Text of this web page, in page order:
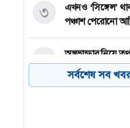
এখনও ‘সিঙ্গেল’
পঞ্চাশ পেরোনো
৩
অস্ত্রভান্ডার নিয়ে
ফাঁসকারীদের
হুঁশিয়ারি ট্রাম্পের
৪
সর্বশেষ সব